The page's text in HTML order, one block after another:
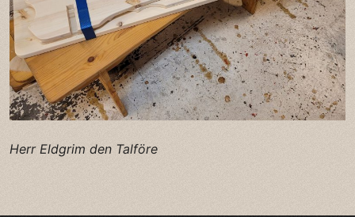
Herr Eldgrim den Talföre